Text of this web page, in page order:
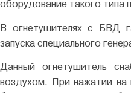
оборудование такого типа
В огнетушителях с БВД
запуска специального
Данный огнетушитель
воздухом. При нажатии на